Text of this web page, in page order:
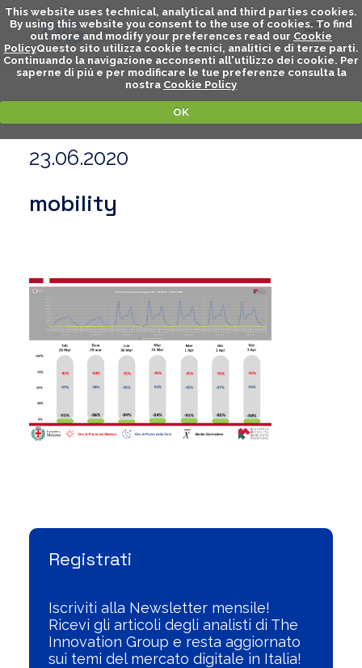
This website uses technical, analytical and third parties cookies.
By using this website you consent to the use of cookies. To find
out more and modify your preferences read our Cookie
PolicyQuesto sito utilizza cookie tecnici, analitici e di terze parti.
Continuando la navigazione acconsenti all'utilizzo dei cookie. Per
saperne di piú e per modificare le tue preferenze consulta la
nostra Cookie Policy
OK
23.06.2020
mobility
Registrati
Iscriviti alla Newsletter mensile!
Ricevi gli articoli degli analisti di The
Innovation Group e resta aggiornato
sui temi del mercato digitale in Italia!